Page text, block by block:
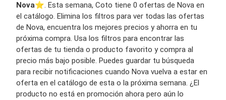
Nova⭐️. Esta semana, Coto tiene 0 ofertas de Nova en
el catálogo. Elimina los filtros para ver todas las ofertas
de Nova, encuentra los mejores precios y ahorra en tu
próxima compra. Usa los filtros para encontrar las
ofertas de tu tienda o producto favorito y compra al
precio más bajo posible. Puedes guardar tu búsqueda
para recibir notificaciones cuando Nova vuelva a estar en
oferta en el catálogo de esta o la próxima semana. ¿El
producto no está en promoción ahora pero aún lo